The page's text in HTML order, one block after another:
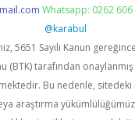
Whatsapp: 0262 606
@karabul
5651 Sayılı Kanun
(BTK) tarafından onaylanmış
Bu nedenle,
araştırma